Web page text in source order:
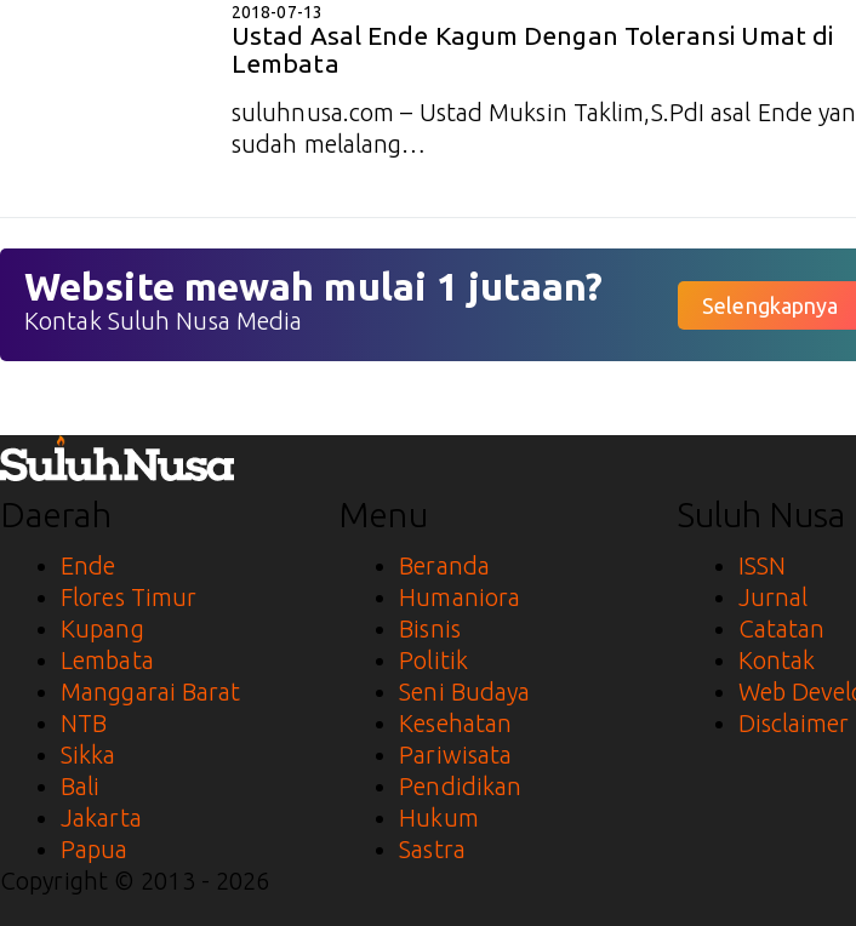
2018-07-13
Ustad Asal Ende Kagum Dengan Toleransi Umat di
Lembata
suluhnusa.com – Ustad Muksin Taklim,S.PdI asal Ende
sudah melalang…
Website mewah mulai 1 jutaan?
Kontak Suluh Nusa Media
Selengkapnya
Daerah
Ende
Flores Timur
Kupang
Lembata
Manggarai Barat
NTB
Sikka
Bali
Jakarta
Papua
Menu
Beranda
Humaniora
Bisnis
Politik
Seni Budaya
Kesehatan
Pariwisata
Pendidikan
Hukum
Sastra
Suluh Nusa
ISSN
Jurnal
Catatan
Kontak
Web
Disclaimer
Copyright © 2013 - 2026